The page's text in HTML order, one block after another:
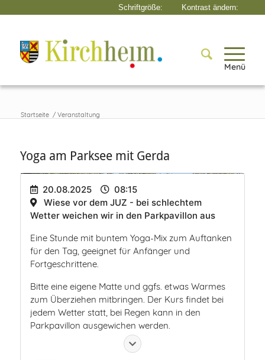
Menü
Startseite / Veranstaltung
Yoga am Parksee mit Gerda
20.08.2025
08:15
Wiese vor dem JUZ - bei schlechtem
Wetter weichen wir in den Parkpavillon aus
Eine Stunde mit buntem Yoga-Mix zum Auftanken
für den Tag, geeignet für Anfänger und
Fortgeschrittene.
Bitte eine eigene Matte und ggfs. etwas Warmes
zum Überziehen mitbringen. Der Kurs findet bei
jedem Wetter statt, bei Regen kann in den
Parkpavillon ausgewichen werden.
Tickets bitte unbedingt bis spätestens 8 Uhr vor